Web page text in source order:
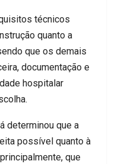
técnicos
quanto a
que os demais
documentação e
hospitalar
determinou que a
possível quanto à
que